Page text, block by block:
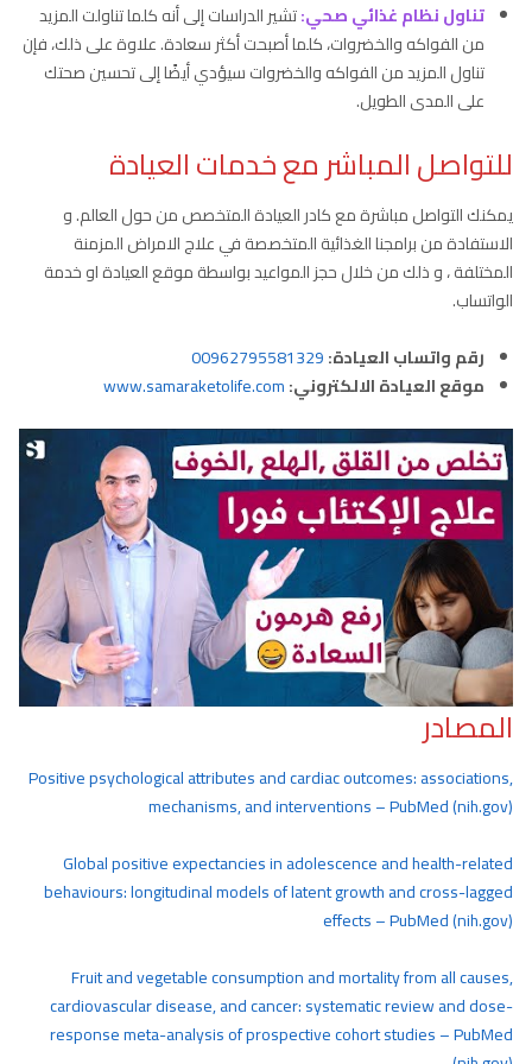
تناول نظام غذائي صحي:تشير الدراسات إلى أنه كلما تناولت المزيد
من الفواكه والخضروات، كلما أصبحت أكثر سعادة. علاوة على ذلك، فإن
تناول المزيد من الفواكه والخضروات سيؤدي أيضًا إلى تحسين صحتك
على المدى الطويل.
للتواصل المباشر مع خدمات العيادة
يمكنك التواصل مباشرة مع كادر العيادة المتخصص من حول العالم. و
الاستفادة من برامجنا الغذائية المتخصصة في علاج الامراض المزمنة
المختلفة ، و ذلك من خلال حجز المواعيد بواسطة موقع العيادة او خدمة
الواتساب.
رقم واتساب العيادة:00962795581329
موقع العيادة الالكتروني:www.samaraketolife.com
المصادر
Positive psychological attributes and cardiac outcomes: associations,
mechanisms, and interventions – PubMed (nih.gov)
Global positive expectancies in adolescence and health-related
behaviours: longitudinal models of latent growth and cross-lagged
effects – PubMed (nih.gov)
Fruit and vegetable consumption and mortality from all causes,
cardiovascular disease, and cancer: systematic review and dose-
response meta-analysis of prospective cohort studies – PubMed